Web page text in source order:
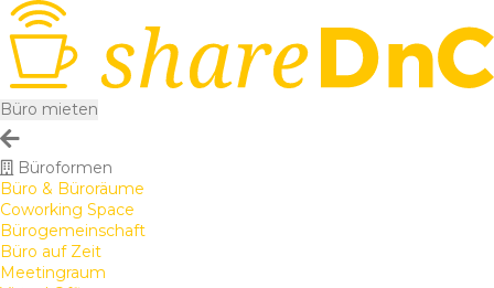
Büro mieten
Büroformen
Büro & Büroräume
Coworking Space
Bürogemeinschaft
Büro auf Zeit
Meetingraum